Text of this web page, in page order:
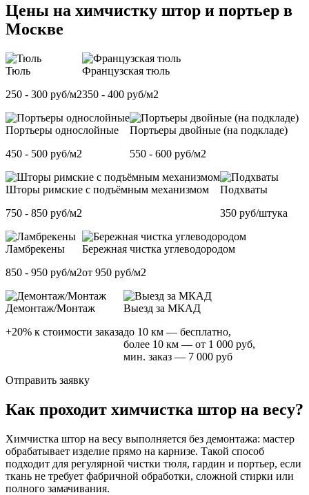
Цены на химчистку штор и портьер в
Москве
Тюль
250 - 300 руб/м2
Французская тюль
350 - 400 руб/м2
Портьеры однослойные
450 - 500 руб/м2
Портьеры двойные (на подкладе)
550 - 600 руб/м2
Шторы римские с подъёмным механизмом
750 - 850 руб/м2
Подхваты
350 руб/штука
Ламбрекены
850 - 950 руб/м2
Бережная чистка углеводородом
от 950 руб/м2
Демонтаж/Монтаж
+20% к стоимости заказа
Выезд за МКАД
до 10 км — бесплатно,
более 10 км — от 1 000 руб,
мин. заказ — 7 000 руб
Отправить заявку
Как проходит химчистка штор на весу?
Химчистка штор на весу выполняется без демонтажа: мастер
обрабатывает изделие прямо на карнизе. Такой способ
подходит для регулярной чистки тюля, гардин и портьер, если
ткань не требует фабричной обработки, сложной стирки или
полного замачивания.